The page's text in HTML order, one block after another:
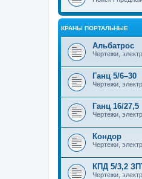
КРАНЫ ПОРТАЛЬНЫЕ
Альбатрос
Чертежи,
Ганц 5/6–30
Чертежи,
Ганц 16/27,5
Чертежи,
Кондор
Чертежи,
КПД 5/3,2
Чертежи,